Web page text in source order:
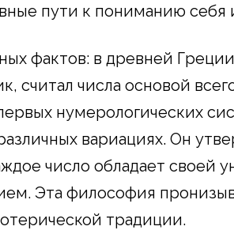
пути к пониманию себя
фактов: в древней
считал числа основой
нумерологических
вариациях. Он
число обладает своей
Эта философия
традиции.